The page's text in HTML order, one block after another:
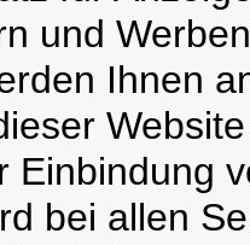
und
Ihnen
Einbindung
bei allen